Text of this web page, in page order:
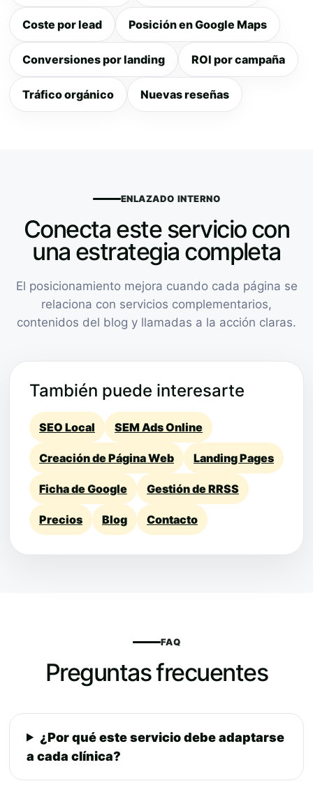
Coste por lead Posición en Google Maps
Conversiones por landing ROI por campaña
Tráfico orgánico Nuevas reseñas
ENLAZADO INTERNO
Conecta este servicio con
una estrategia completa
El posicionamiento mejora cuando cada página se
relaciona con servicios complementarios,
contenidos del blog y llamadas a la acción claras.
También puede interesarte
SEO Local SEM Ads Online
Creación de Página Web Landing Pages
Ficha de Google Gestión de RRSS
Precios Blog Contacto
FAQ
Preguntas frecuentes
¿Por qué este servicio debe adaptarse
a cada clínica?